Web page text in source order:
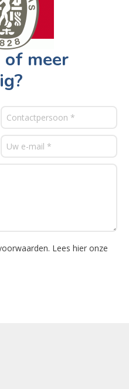
of meer
Lees hier onze